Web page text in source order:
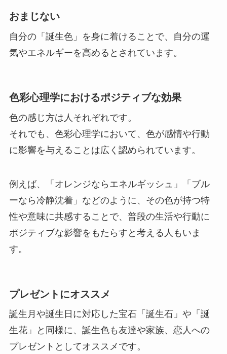
おまじない
自分の「誕生色」を身に着けることで、自分の運
気やエネルギーを高めるとされています。
色彩心理学におけるポジティブな効果
色の感じ方は人それぞれです。
それでも、色彩心理学において、色が感情や行動
に影響を与えることは広く認められています。
例えば、「オレンジならエネルギッシュ」「ブル
ーなら冷静沈着」などのように、その色が持つ特
性や意味に共感することで、普段の生活や行動に
ポジティブな影響をもたらすと考える人もいま
す。
プレゼントにオススメ
誕生月や誕生日に対応した宝石「誕生石」や「誕
生花」と同様に、誕生色も友達や家族、恋人への
プレゼントとしてオススメです。